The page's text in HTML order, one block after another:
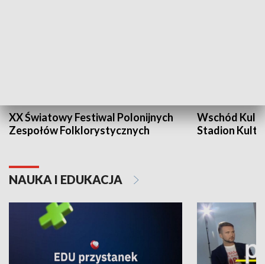
XX Światowy Festiwal Polonijnych
Zespołów Folklorystycznych
Wschód
Stadion
NAUKA I EDUKACJA